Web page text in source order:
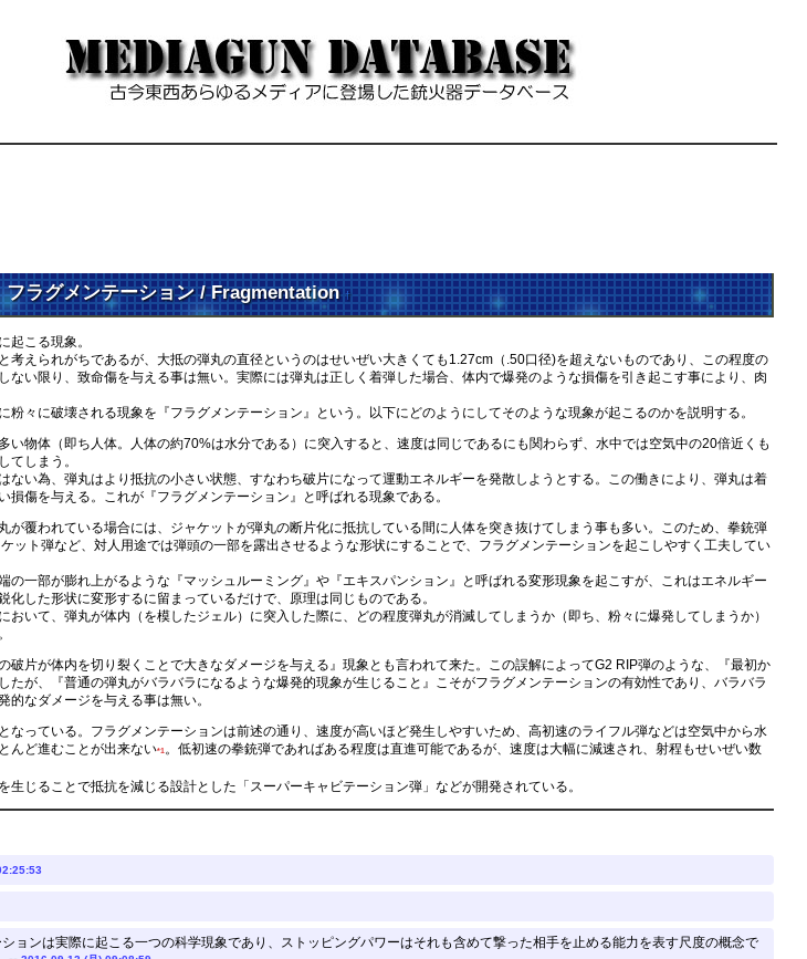
フラグメンテーション / Fragmentation†
起こる現象。
えられがちであるが、大抵の弾丸の直径というのはせいぜい大きくても1.27cm（.50口径)を超えないものであり、この程度の
ない限り、致命傷を与える事は無い。実際には弾丸は正しく着弾した場合、体内で爆発のような損傷を引き起こす事により、肉
々に破壊される現象を『フラグメンテーション』という。以下にどのようにしてそのような現象が起こるのかを説明する。
物体（即ち人体。人体の約70%は水分である）に突入すると、速度は同じであるにも関わらず、水中では空気中の20倍近くも
てしまう。
い為、弾丸はより抵抗の小さい状態、すなわち破片になって運動エネルギーを発散しようとする。この働きにより、弾丸は着
傷を与える。これが『フラグメンテーション』と呼ばれる現象である。
が覆われている場合には、ジャケットが弾丸の断片化に抵抗している間に人体を突き抜けてしまう事も多い。このため、拳銃弾
ット弾など、対人用途では弾頭の一部を露出させるような形状にすることで、フラグメンテーションを起こしやすく工夫してい
一部が膨れ上がるような『マッシュルーミング』や『エキスパンション』と呼ばれる変形現象を起こすが、これはエネルギー
した形状に変形するに留まっているだけで、原理は同じものである。
いて、弾丸が体内（を模したジェル）に突入した際に、どの程度弾丸が消滅してしまうか（即ち、粉々に爆発してしまうか）
片が体内を切り裂くことで大きなダメージを与える』現象とも言われて来た。この誤解によってG2 RIP弾のような、『最初か
が、『普通の弾丸がバラバラになるような爆発的現象が生じること』こそがフラグメンテーションの有効性であり、バラバラ
なダメージを与える事は無い。
っている。フラグメンテーションは前述の通り、速度が高いほど発生しやすいため、高初速のライフル弾などは空気中から水
んど進むことが出来ない*1。低初速の拳銃弾であればある程度は直進可能であるが、速度は大幅に減速され、射程もせいぜい数
じることで抵抗を減じる設計とした「スーパーキャビテーション弾」などが開発されている。
ョンは実際に起こる一つの科学現象であり、ストッピングパワーはそれも含めて撃った相手を止める能力を表す尺度の概念で